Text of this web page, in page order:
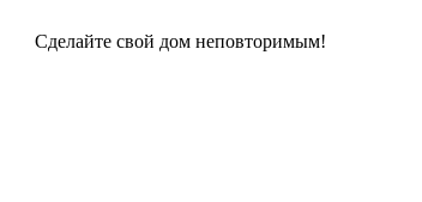
Сделайте свой дом неповторимым!